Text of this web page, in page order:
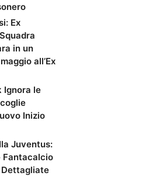
Ex
in un
all’Ex
Ignora le
Inizio
Juventus:
Fantacalcio